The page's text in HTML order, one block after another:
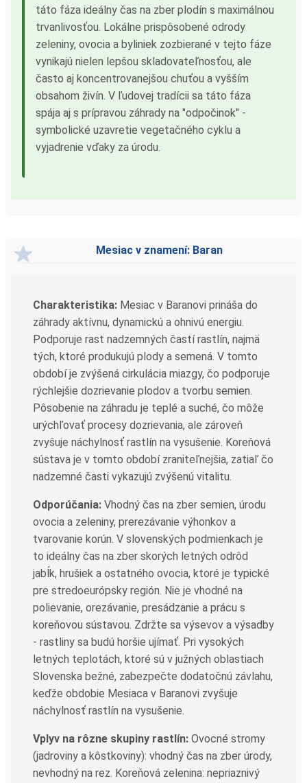
táto fáza ideálny čas na zber plodín s maximálnou
trvanlivosťou. Lokálne prispôsobené odrody
zeleniny, ovocia a byliniek zozbierané v tejto fáze
vynikajú nielen lepšou skladovateľnosťou, ale
často aj koncentrovanejšou chuťou a vyšším
obsahom živín. V ľudovej tradícii sa táto fáza
spája aj s prípravou záhrady na "odpočinok" -
symbolické uzavretie vegetačného cyklu a
vyjadrenie vďaky za úrodu.
Mesiac v znamení: Baran
Charakteristika: Mesiac v Baranovi prináša do
záhrady aktívnu, dynamickú a ohnivú energiu.
Podporuje rast nadzemných častí rastlín, najmä
tých, ktoré produkujú plody a semená. V tomto
období je zvýšená cirkulácia miazgy, čo podporuje
rýchlejšie dozrievanie plodov a tvorbu semien.
Pôsobenie na záhradu je teplé a suché, čo môže
urýchľovať procesy dozrievania, ale zároveň
zvyšuje náchylnosť rastlín na vysušenie. Koreňová
sústava je v tomto období zraniteľnejšia, zatiaľ čo
nadzemné časti vykazujú zvýšenú vitalitu.
Odporúčania: Vhodný čas na zber semien, úrodu
ovocia a zeleniny, prerezávanie výhonkov a
tvarovanie korún. V slovenských podmienkach je
to ideálny čas na zber skorých letných odrôd
jabĺk, hrušiek a ostatného ovocia, ktoré je typické
pre stredoeurópsky región. Nie je vhodné na
polievanie, orezávanie, presádzanie a prácu s
koreňovou sústavou. Zdržte sa výsevov a výsadby
- rastliny sa budú horšie ujímať. Pri vysokých
letných teplotách, ktoré sú v južných oblastiach
Slovenska bežné, zabezpečte dodatočnú závlahu,
keďže obdobie Mesiaca v Baranovi zvyšuje
náchylnosť rastlín na vysušenie.
Vplyv na rôzne skupiny rastlín: Ovocné stromy
(jadroviny a kôstkoviny): vhodný čas na zber úrody,
nevhodný na rez. Koreňová zelenina: nepriaznivý